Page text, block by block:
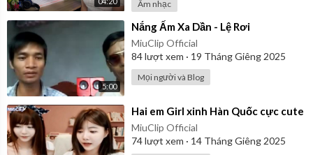
Âm nhạc
5:00
⁣Nắng Ấm Xa Dần - Lệ Rơi
MiuClip Official
84lượt xem · 19 Tháng Giêng 2025
Mọi người và Blog
⁣Hai em Girl xinh Hàn Quốc cực cute
MiuClip Official
74lượt xem · 14 Tháng Giêng 2025